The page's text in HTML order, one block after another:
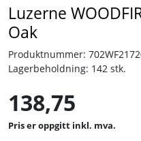
Luzerne
Oak
Produktnummer:
Lagerbeholdning: 142 stk.
138,75
inkl. mva.